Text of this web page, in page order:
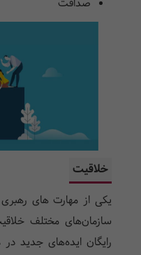
صداقت
خلاقیت
یکی از مهارت های
سازمان‌های مختلف
رایگان ایده‌های جدید